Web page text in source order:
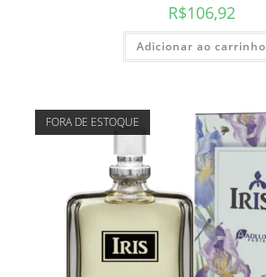
R$106,92
Adicionar ao carrinho
FORA DE ESTOQUE